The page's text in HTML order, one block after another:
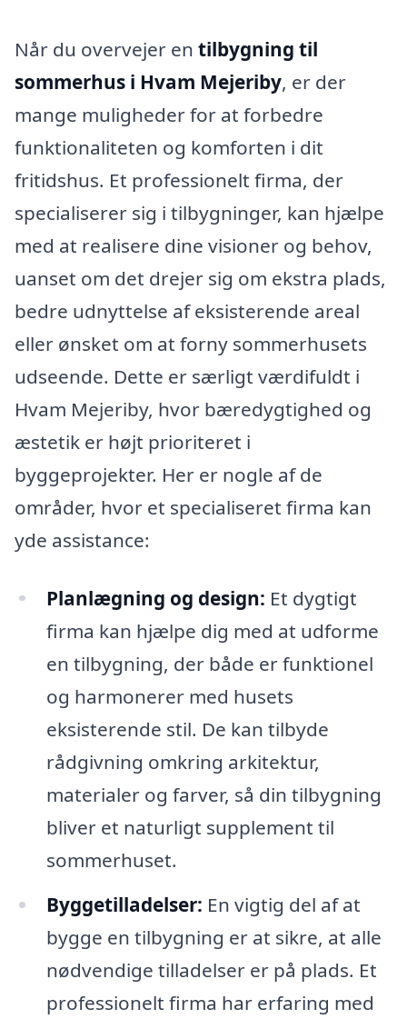
Når du overvejer en tilbygning til
sommerhus i Hvam Mejeriby, er der
mange muligheder for at forbedre
funktionaliteten og komforten i dit
fritidshus. Et professionelt firma, der
specialiserer sig i tilbygninger, kan hjælpe
med at realisere dine visioner og behov,
uanset om det drejer sig om ekstra plads,
bedre udnyttelse af eksisterende areal
eller ønsket om at forny sommerhusets
udseende. Dette er særligt værdifuldt i
Hvam Mejeriby, hvor bæredygtighed og
æstetik er højt prioriteret i
byggeprojekter. Her er nogle af de
områder, hvor et specialiseret firma kan
yde assistance:
Planlægning og design: Et dygtigt
firma kan hjælpe dig med at udforme
en tilbygning, der både er funktionel
og harmonerer med husets
eksisterende stil. De kan tilbyde
rådgivning omkring arkitektur,
materialer og farver, så din tilbygning
bliver et naturligt supplement til
sommerhuset.
Byggetilladelser: En vigtig del af at
bygge en tilbygning er at sikre, at alle
nødvendige tilladelser er på plads. Et
professionelt firma har erfaring med